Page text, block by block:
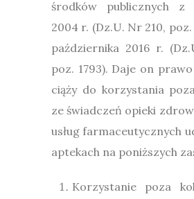
środków publicznych z
2004 r. (Dz.U. Nr 210, poz.
października 2016 r.
poz. 1793). Daje on
ciąży do korzystania
ze świadczeń opieki
usług farmaceutycznych
aptekach na poniższych
Korzystanie poza